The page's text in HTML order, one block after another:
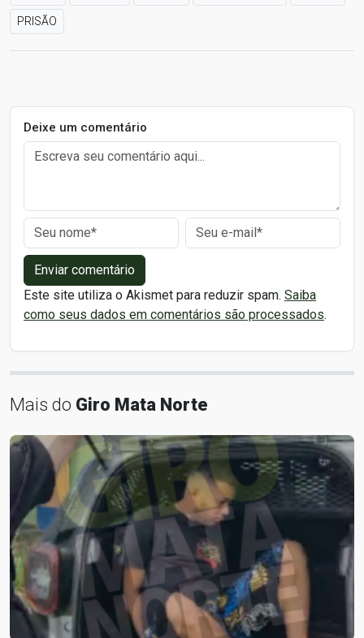
PRISÃO
Deixe um comentário
Enviar comentário
Este site utiliza o Akismet para reduzir spam. Saiba
como seus dados em comentários são processados.
Mais do Giro Mata Norte